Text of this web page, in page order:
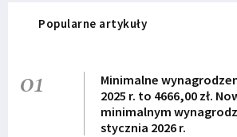
Popularne artykuły
01
Minimalne
2025 r. to 4666,00 zł.
minimalnym
stycznia 2026 r.